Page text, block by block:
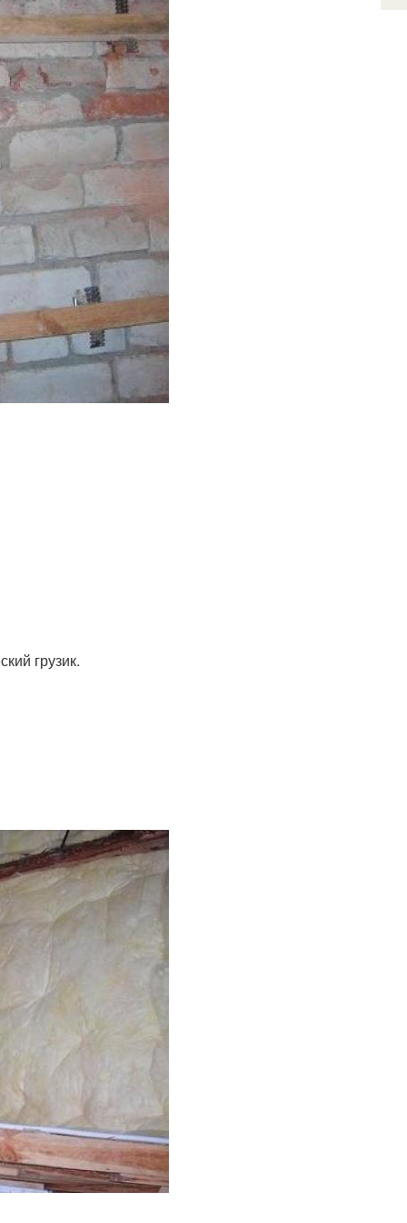
грузик.